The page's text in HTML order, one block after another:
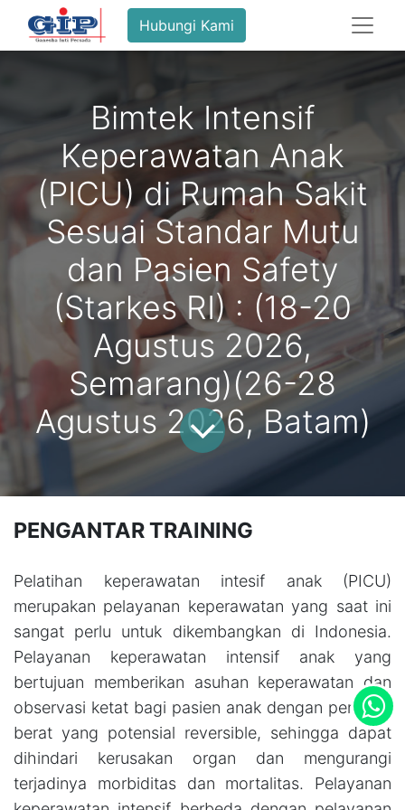
Hubungi Kami
Bimtek Intensif
Keperawatan Anak
(PICU) di Rumah Sakit
Sesuai Standar Mutu
dan Pasien Safety
(Starkes RI) : (18-20
Agustus 2026,
Semarang)(26-28
Agustus 2026, Batam)
PENGANTAR TRAINING
Pelatihan keperawatan intesif anak (PICU)
merupakan pelayanan keperawatan yang saat ini
sangat perlu untuk dikembangkan di Indonesia.
Pelayanan keperawatan intensif anak yang
bertujuan memberikan asuhan keperawatan dan
observasi ketat bagi pasien anak dengan penyakit
berat yang potensial reversible, sehingga dapat
dihindari kerusakan organ dan mengurangi
terjadinya morbiditas dan mortalitas. Pelayanan